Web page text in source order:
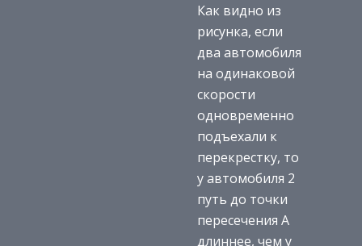
Как видно из
рисунка, если
два автомобиля
на одинаковой
скорости
одновременно
подъехали к
перекрестку, то
у автомобиля 2
путь до точки
пересечения А
длиннее, чем у